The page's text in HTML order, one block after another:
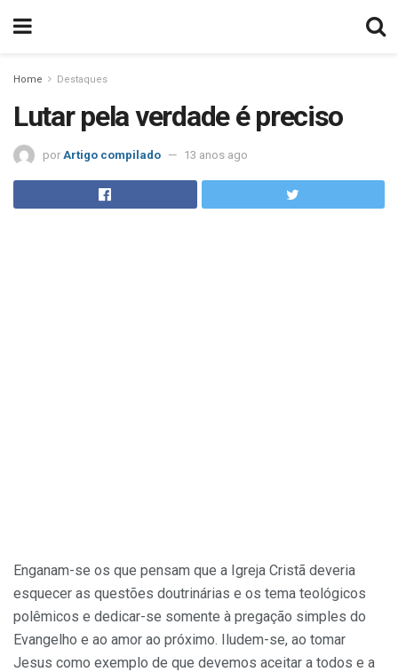
Home Destaques
Lutar pela verdade é preciso
por Artigo compilado 13 anos ago
Enganam-se os que pensam que a Igreja Cristã deveria
esquecer as questões doutrinárias e os tema teológicos
polêmicos e dedicar-se somente à pregação simples do
Evangelho e ao amor ao próximo. Iludem-se, ao tomar
Jesus como exemplo de que devemos aceitar a todos e a